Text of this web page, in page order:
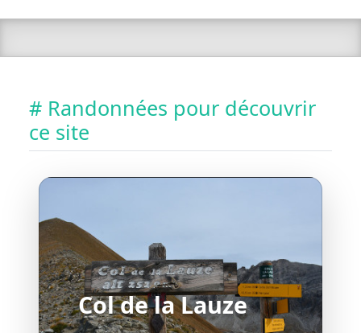
# Randonnées pour découvrir
ce site
Col de la Lauze